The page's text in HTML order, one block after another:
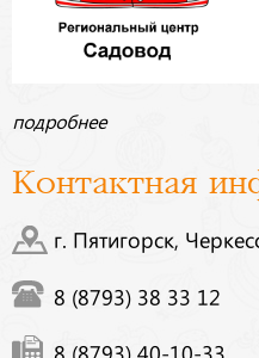
подробнее
Контактная
г. Пятигорск,
8 (8793) 38 33 12
8 (8793) 40-10-33